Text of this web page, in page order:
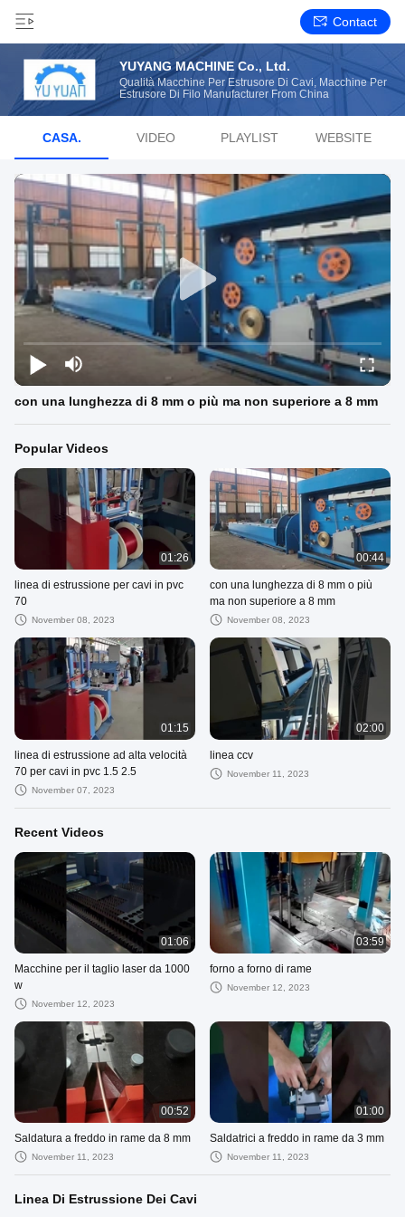
Contact
YUYANG MACHINE Co., Ltd.
Qualità Macchine Per Estrusore Di Cavi, Macchine Per
Estrusore Di Filo Manufacturer From China
CASA. VIDEO PLAYLIST WEBSITE
con una lunghezza di 8 mm o più ma non superiore a 8 mm
Popular Videos
01:26
linea di estrussione per cavi in pvc
70
November 08, 2023
00:44
con una lunghezza di 8 mm o più
ma non superiore a 8 mm
November 08, 2023
01:15
linea di estrussione ad alta velocità
70 per cavi in pvc 1.5 2.5
November 07, 2023
02:00
linea ccv
November 11, 2023
Recent Videos
01:06
Macchine per il taglio laser da 1000
w
November 12, 2023
03:59
forno a forno di rame
November 12, 2023
00:52
Saldatura a freddo in rame da 8 mm
November 11, 2023
01:00
Saldatrici a freddo in rame da 3 mm
November 11, 2023
Linea Di Estrussione Dei Cavi